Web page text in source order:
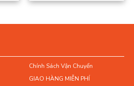
Chính Sách Vận Chuyển
GIAO HÀNG MIỄN PHÍ